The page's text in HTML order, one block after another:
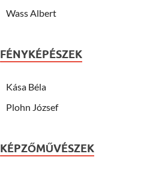
Wass Albert
FÉNYKÉPÉSZEK
Kása Béla
Plohn József
KÉPZŐMŰVÉSZEK